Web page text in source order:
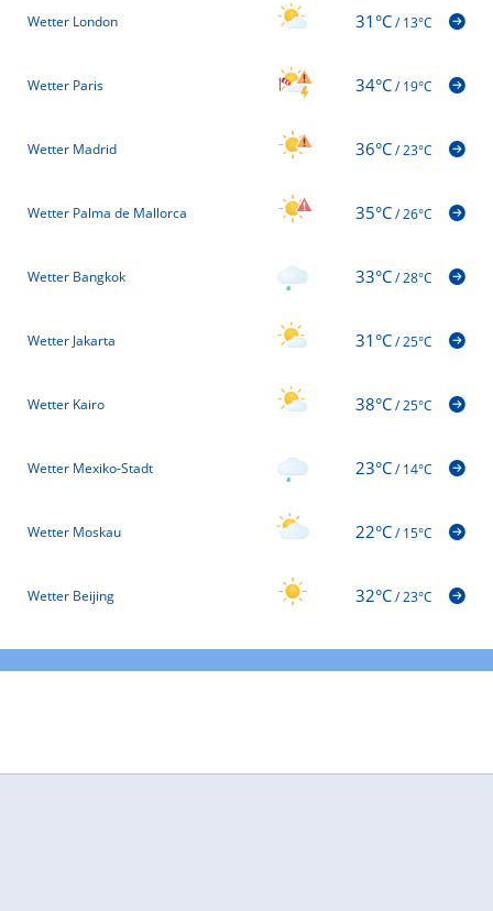
Wetter London 31°C/13°C
Wetter Paris 34°C/19°C
Wetter Madrid 36°C/23°C
Wetter Palma de Mallorca 35°C/26°C
Wetter Bangkok 33°C/28°C
Wetter Jakarta 31°C/25°C
Wetter Kairo 38°C/25°C
Wetter Mexiko-Stadt 23°C/14°C
Wetter Moskau 22°C/15°C
Wetter Beijing 32°C/23°C